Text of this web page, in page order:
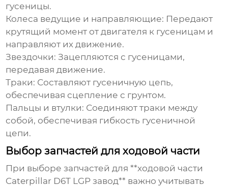
гусеницы.
Колеса ведущие и направляющие: Передают
крутящий момент от двигателя к гусеницам и
направляют их движение.
Звездочки: Зацепляются с гусеницами,
передавая движение.
Траки: Составляют гусеничную цепь,
обеспечивая сцепление с грунтом.
Пальцы и втулки: Соединяют траки между
собой, обеспечивая гибкость гусеничной
цепи.
Выбор запчастей для ходовой части
При выборе запчастей для **ходовой части
Caterpillar D6T LGP завод** важно учитывать